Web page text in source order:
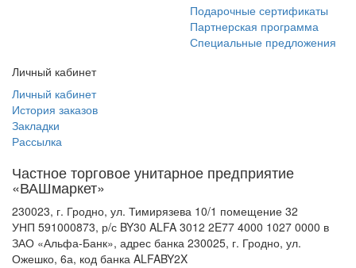
Подарочные сертификаты
Партнерская программа
Специальные предложения
Личный кабинет
Личный кабинет
История заказов
Закладки
Рассылка
Частное торговое унитарное предприятие
«ВАШмаркет»
230023, г. Гродно, ул. Тимирязева 10/1 помещение 32
УНП 591000873, р/с BY30 ALFA 3012 2E77 4000 1027 0000 в
ЗАО «Альфа-Банк», адрес банка 230025, г. Гродно, ул.
Ожешко, 6а, код банка ALFABY2X